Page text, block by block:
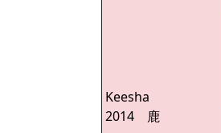
Keesha
2014 鹿